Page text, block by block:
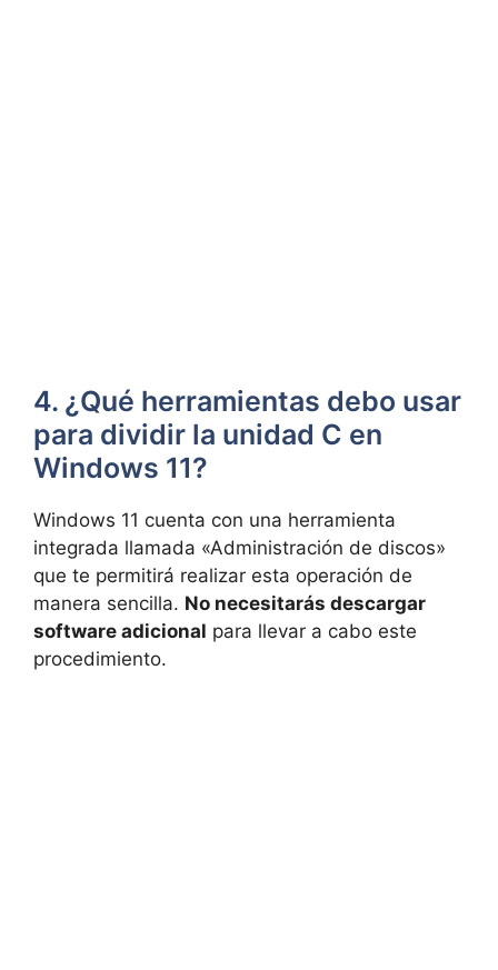
4. ¿Qué herramientas debo usar
para dividir la unidad C en
Windows 11?
Windows 11 cuenta con una herramienta
integrada llamada «Administración de discos»
que te permitirá realizar esta operación de
manera sencilla. No necesitarás descargar
software adicional para llevar a cabo este
procedimiento.